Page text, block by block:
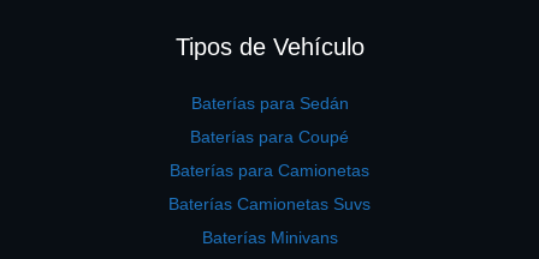
Tipos de Vehículo
Baterías para Sedán
Baterías para Coupé
Baterías para Camionetas
Baterías Camionetas Suvs
Baterías Minivans